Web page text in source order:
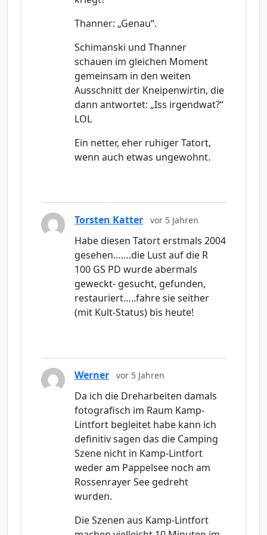
Thanner: „Genau“.
Schimanski und Thanner
schauen im gleichen Moment
gemeinsam in den weiten
Ausschnitt der Kneipenwirtin, die
dann antwortet: „Iss irgendwat?“
LOL
Ein netter, eher ruhiger Tatort,
wenn auch etwas ungewohnt.
Torsten Katter vor 5 Jahren
Habe diesen Tatort erstmals 2004
gesehen…….die Lust auf die R
100 GS PD wurde abermals
geweckt- gesucht, gefunden,
restauriert…..fahre sie seither
(mit Kult-Status) bis heute!
Werner vor 5 Jahren
Da ich die Dreharbeiten damals
fotografisch im Raum Kamp-
Lintfort begleitet habe kann ich
definitiv sagen das die Camping
Szene nicht in Kamp-Lintfort
weder am Pappelsee noch am
Rossenrayer See gedreht
wurden.
Die Szenen aus Kamp-Lintfort